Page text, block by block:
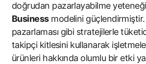
doğrudan pazarlayabilme
Businessmodelini
pazarlaması gibi stratejilerle
takipçi kitlesini kullanarak
ürünleri hakkında olumlu bir etki